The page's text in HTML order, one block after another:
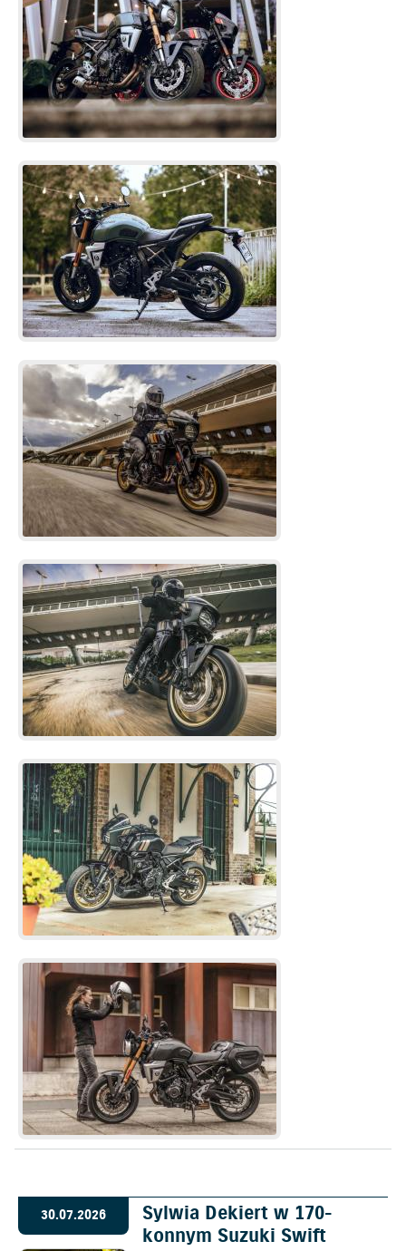
30.07.2026
Sylwia Dekiert w 170-
konnym Suzuki Swift